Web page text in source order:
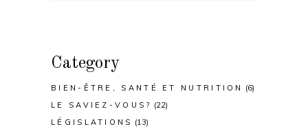
Category
BIEN-ÊTRE, SANTÉ ET NUTRITION
(6)
LE SAVIEZ-VOUS? (22)
LÉGISLATIONS (13)